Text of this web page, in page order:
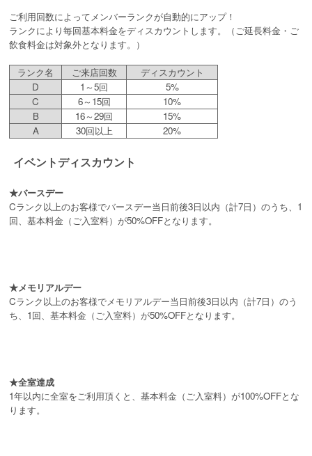
ご利用回数によってメンバーランクが自動的にアップ！
ランクにより毎回基本料金をディスカウントします。（ご延長料金・ご
飲食料金は対象外となります。）
ランク名 ご来店回数
ディスカウント
D
1～5回
5%
C
6～15回
10%
B
16～29回
15%
A
30回以上 20%
イベントディスカウント
★バースデー
Cランク以上のお客様でバースデー当日前後3日以内（計7日）のうち、1
回、基本料金（ご入室料）が50%OFFとなります。
★メモリアルデー
Cランク以上のお客様でメモリアルデー当日前後3日以内（計7日）のう
ち、1回、基本料金（ご入室料）が50%OFFとなります。
★全室達成
1年以内に全室をご利用頂くと、基本料金（ご入室料）が100%OFFとな
ります。